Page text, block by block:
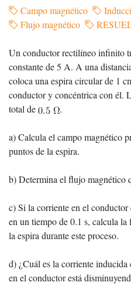
Campo magnético
Flujo magnético
Un conductor rectilíneo infinito
constante de 5 A. A una
coloca una espira circular de 1
conductor y concéntrica con él.
total de
.
a) Calcula el campo magnético
puntos de la espira.
b) Determina el flujo magnético
c) Si la corriente en el
en un tiempo de 0.1 s, calcula
la espira durante este proceso.
d) ¿Cuál es la corriente
en el conductor está